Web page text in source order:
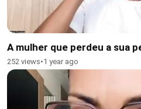
A mulher que perdeu a sua
252 views•1 year ago